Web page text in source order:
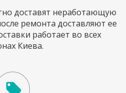
доставят неработающую
ремонта доставляют ее
работает во всех
Киева.